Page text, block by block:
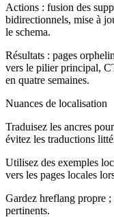
Actions : fusion des
bidirectionnels, mise à
le schema.
Résultats : pages
vers le pilier principal,
en quatre semaines.
Nuances de localisation
Traduisez les ancres
évitez les traductions
Utilisez des exemples
vers les pages locales
Gardez hreflang propre ;
pertinents.